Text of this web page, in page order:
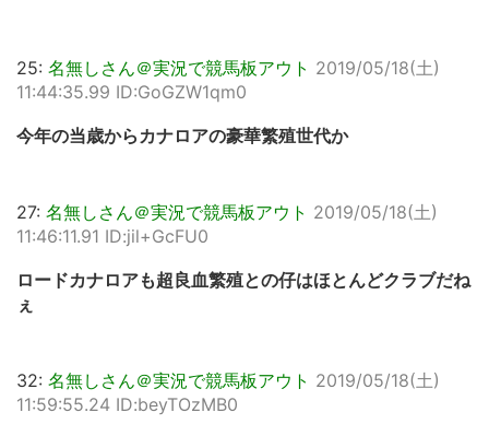
25: 名無しさん＠実況で競馬板アウト 2019/05/18(土)
11:44:35.99 ID:GoGZW1qm0
今年の当歳からカナロアの豪華繁殖世代か
27: 名無しさん＠実況で競馬板アウト 2019/05/18(土)
11:46:11.91 ID:jil+GcFU0
ロードカナロアも超良血繁殖との仔はほとんどクラブだね
ぇ
32: 名無しさん＠実況で競馬板アウト 2019/05/18(土)
11:59:55.24 ID:beyTOzMB0